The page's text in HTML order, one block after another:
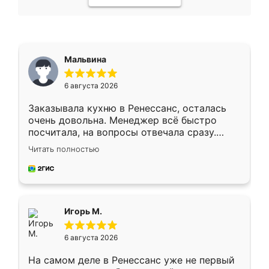
Мальвина
6 августа 2026
Заказывала кухню в Ренессанс, осталась
очень довольна. Менеджер всё быстро
посчитала, на вопросы отвечала сразу.
Замерщик приехал в субботу, подошёл к
делу со всей ответственностью. Собрали
за день, ребята работали аккуратно, даже
Читать полностью
Игорь М.
6 августа 2026
На самом деле в Ренессанс уже не первый